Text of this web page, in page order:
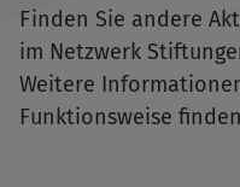
Finden Sie andere
im Netzwerk
Weitere
Funktionsweise